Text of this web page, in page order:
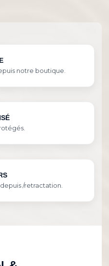
notre boutique.
/retractation.